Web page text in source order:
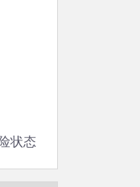
状态